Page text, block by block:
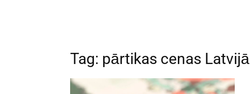
Tag: pārtikas cenas Latvijā